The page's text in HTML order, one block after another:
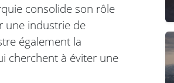
consolide son rôle
une industrie de
également la
cherchent à éviter une